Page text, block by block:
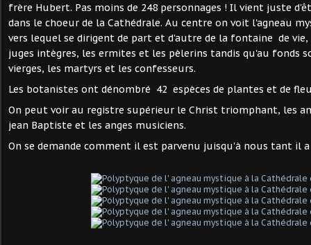
frère Hubert. Pas moins de 248 personnages ! Il vient juste
dans le choeur de la Cathédrale. Au centre on voit l'agneau
vers lequel se dirigent de part et d'autre de la fontaine de vie,
juges intègres, les ermites et les pèlerins tandis qu'au fonds
vierges, les martyrs et les confesseurs.
Les botanistes ont dénombré 42 espèces de plantes et de
On peut voir au registre supérieur le Christ triomphant, les
jean Baptiste et les anges musiciens.
On se demande comment il est parvenu juisqu'à nous tant il